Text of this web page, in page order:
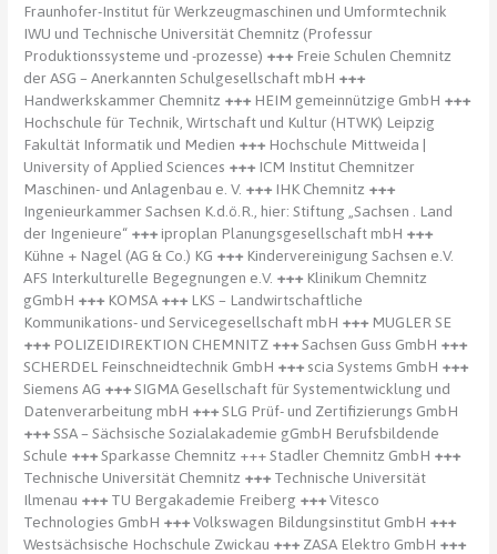
Fraunhofer-Institut für Werkzeugmaschinen und Umformtechnik
IWU und Technische Universität Chemnitz (Professur
Produktionssysteme und -prozesse) +++ Freie Schulen Chemnitz
der ASG – Anerkannten Schulgesellschaft mbH +++
Handwerkskammer Chemnitz +++ HEIM gemeinnützige GmbH +++
Hochschule für Technik, Wirtschaft und Kultur (HTWK) Leipzig
Fakultät Informatik und Medien +++ Hochschule Mittweida |
University of Applied Sciences +++ ICM Institut Chemnitzer
Maschinen- und Anlagenbau e. V. +++ IHK Chemnitz +++
Ingenieurkammer Sachsen K.d.ö.R., hier: Stiftung „Sachsen . Land
der Ingenieure“ +++iproplan Planungsgesellschaft mbH +++
Kühne + Nagel (AG & Co.) KG +++ Kindervereinigung Sachsen e.V.
AFS Interkulturelle Begegnungen e.V. +++ Klinikum Chemnitz
gGmbH +++ KOMSA +++ LKS – Landwirtschaftliche
Kommunikations- und Servicegesellschaft mbH +++ MUGLER SE
+++ POLIZEI­DIREKTION CHEMNITZ +++Sachsen Guss GmbH +++
SCHERDEL Feinschneidtechnik GmbH +++ scia Systems GmbH +++
Siemens AG +++SIGMA Gesellschaft für Systementwicklung und
Datenverarbeitung mbH +++SLG Prüf- und Zertifizierungs GmbH
+++SSA – Sächsische Sozialakademie gGmbH Berufsbildende
Schule +++Sparkasse Chemnitz +++ Stadler Chemnitz GmbH +++
Technische Universität Chemnitz +++ Technische Universität
Ilmenau +++ TU Bergakademie Freiberg +++Vitesco
Technologies GmbH +++Volkswagen Bildungsinstitut GmbH +++
Westsächsische Hochschule Zwickau +++ ZASA Elektro GmbH +++